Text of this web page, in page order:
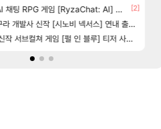
일 [13]
저격했습니다! [106]
거 10추 하니 올리자 [83]
채팅 RPG 게임 [RyzaChat: AI] 공개
[2]
개발사 신작 [시노비 넥서스] 연내 출시 예정
서브컬쳐 게임 [펄 인 블루] 티저 사이트 오픈